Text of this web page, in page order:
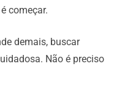
começar.
demais, buscar
Não é preciso